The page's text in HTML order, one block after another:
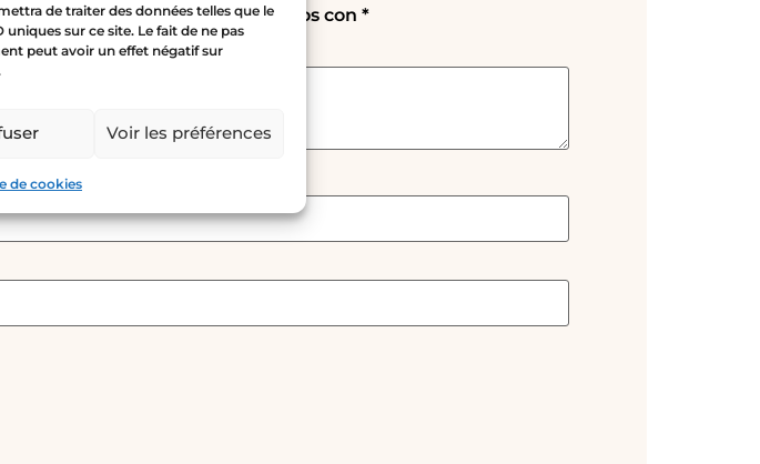
de traiter des données telles que le
sur ce site. Le fait de ne pas
peut avoir un effet négatif sur
Voir les préférences
de cookies
obligatorios están marcados con *